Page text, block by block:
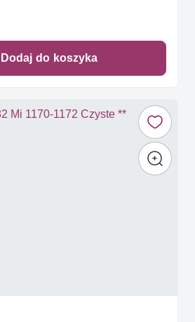
Dodaj do koszyka